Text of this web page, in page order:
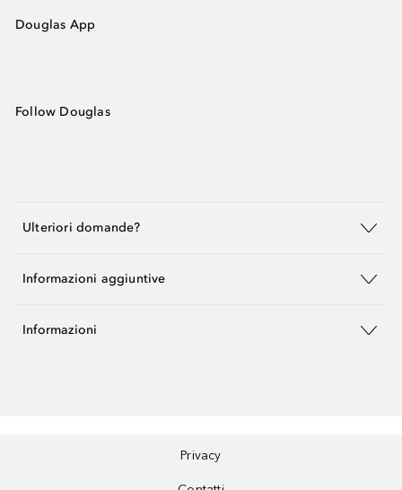
Douglas App
Follow Douglas
Ulteriori domande?
Informazioni aggiuntive
Informazioni
Privacy